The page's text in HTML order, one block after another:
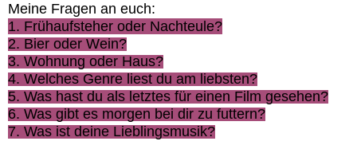
Meine Fragen an euch:
1. Frühaufsteher oder Nachteule?
2. Bier oder Wein?
3. Wohnung oder Haus?
4. Welches Genre liest du am liebsten?
5. Was hast du als letztes für einen Film gesehen?
6. Was gibt es morgen bei dir zu futtern?
7. Was ist deine Lieblingsmusik?